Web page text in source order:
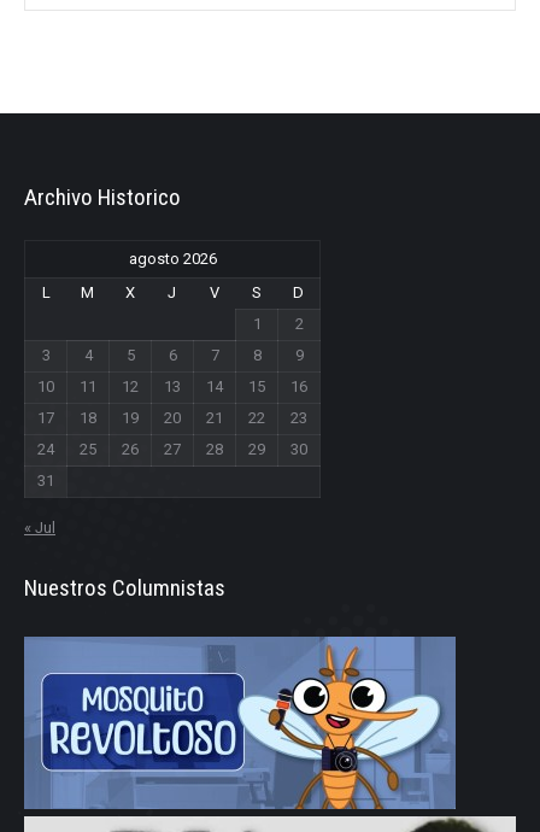
Archivo Historico
agosto 2026
L
M X J V S
D
1
2
3
4 5 6 7 8
9
10
11 12 13 14 15
16
17
18 19 20 21 22
23
24
25 26 27 28 29
30
31
« Jul
Nuestros Columnistas